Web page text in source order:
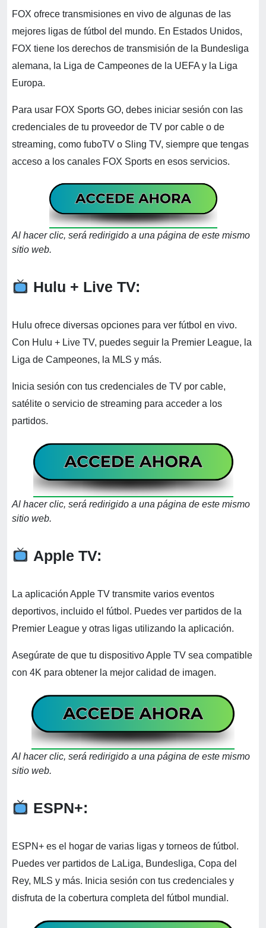
FOX ofrece transmisiones en vivo de algunas de las
mejores ligas de fútbol del mundo. En Estados Unidos,
FOX tiene los derechos de transmisión de la Bundesliga
alemana, la Liga de Campeones de la UEFA y la Liga
Europa.
Para usar FOX Sports GO, debes iniciar sesión con las
credenciales de tu proveedor de TV por cable o de
streaming, como fuboTV o Sling TV, siempre que tengas
acceso a los canales FOX Sports en esos servicios.
Al hacer clic, será redirigido a una página de este mismo
sitio web.
Hulu + Live TV:
Hulu ofrece diversas opciones para ver fútbol en vivo.
Con Hulu + Live TV, puedes seguir la Premier League, la
Liga de Campeones, la MLS y más.
Inicia sesión con tus credenciales de TV por cable,
satélite o servicio de streaming para acceder a los
partidos.
Al hacer clic, será redirigido a una página de este mismo
sitio web.
Apple TV:
La aplicación Apple TV transmite varios eventos
deportivos, incluido el fútbol. Puedes ver partidos de la
Premier League y otras ligas utilizando la aplicación.
Asegúrate de que tu dispositivo Apple TV sea compatible
con 4K para obtener la mejor calidad de imagen.
Al hacer clic, será redirigido a una página de este mismo
sitio web.
ESPN+:
ESPN+ es el hogar de varias ligas y torneos de fútbol.
Puedes ver partidos de LaLiga, Bundesliga, Copa del
Rey, MLS y más. Inicia sesión con tus credenciales y
disfruta de la cobertura completa del fútbol mundial.